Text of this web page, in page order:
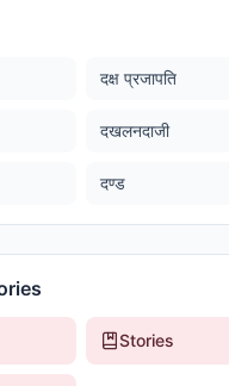
दक्ष प्रजापति
दखलनदाजी
दण्ड
Stories